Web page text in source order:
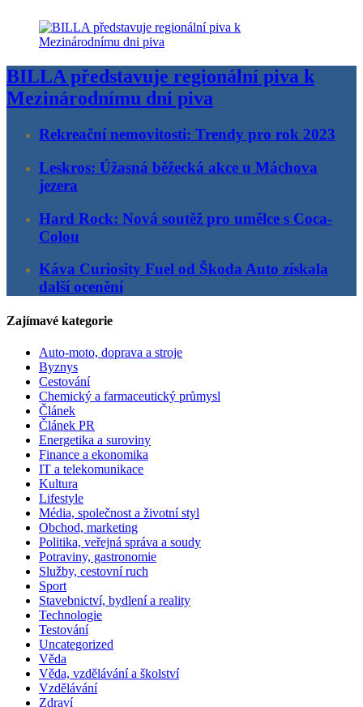
BILLA představuje regionální piva k
Mezinárodnímu dni piva
Rekreační nemovitosti: Trendy pro rok 2023
Leskros: Úžasná běžecká akce u Máchova
jezera
Hard Rock: Nová soutěž pro umělce s Coca-
Colou
Káva Curiosity Fuel od Škoda Auto získala
další ocenění
Zajímavé kategorie
Auto-moto, doprava a stroje
Byznys
Cestování
Chemický a farmaceutický průmysl
Článek
Článek PR
Energetika a suroviny
Finance a ekonomika
IT a telekomunikace
Kultura
Lifestyle
Média, společnost a životní styl
Obchod, marketing
Politika, veřejná správa a soudy
Potraviny, gastronomie
Služby, cestovní ruch
Sport
Stavebnictví, bydlení a reality
Technologie
Testování
Uncategorized
Věda
Věda, vzdělávání a školství
Vzdělávání
Zdraví